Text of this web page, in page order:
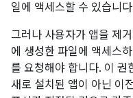
일에 액세스할 수 있습니
그러나 사용자가 앱을 제
에 생성한 파일에 액세스
를 요청해야 합니다. 이 권
새로 설치된 앱이 아닌 이